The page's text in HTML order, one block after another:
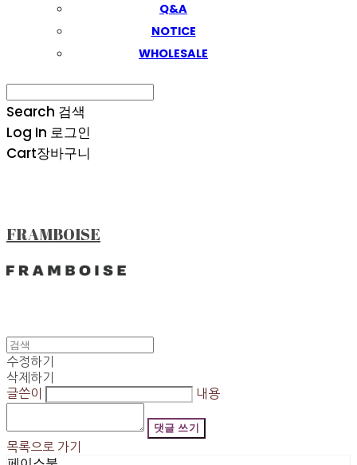
Q&A
NOTICE
WHOLESALE
Search 검색
Log In 로그인
Cart장바구니
FRAMBOISE
수정하기
삭제하기
글쓴이
내용
댓글 쓰기
목록으로 가기